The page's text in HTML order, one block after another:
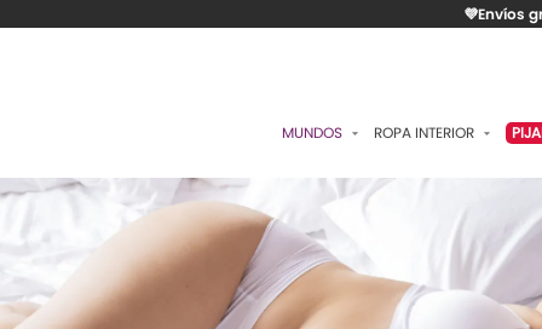
💜Envíos
MUNDOS
ESENCIAL
ROMÁNTICA
CONTROL
RITUALES
ROPA INTERIOR
BRASIERES
CAMISETAS